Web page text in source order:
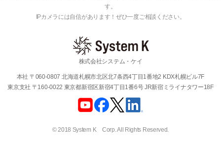
す。
IPカメラには自信があります！ぜひ一度ご相談ください。
株式会社システム・ケイ
本社 〒060-0807 北海道札幌市北区北7条西4丁目1番地2 KDX札幌ビル7F
東京支社 〒160-0022 東京都新宿区新宿4丁目1番6号 JR新宿ミライナタワー18F
© 2018 System K Corp. All Rights Reserved.